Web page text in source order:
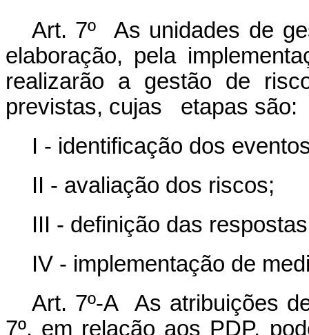
Art. 7º As unidades de
elaboração, pela
realizarão a gestão de
previstas, cujas etapas são:
I - identificação dos
II - avaliação dos riscos;
III - definição das
IV - implementação de
Art. 7º-A As atribuições
7º, em relação aos PDP,